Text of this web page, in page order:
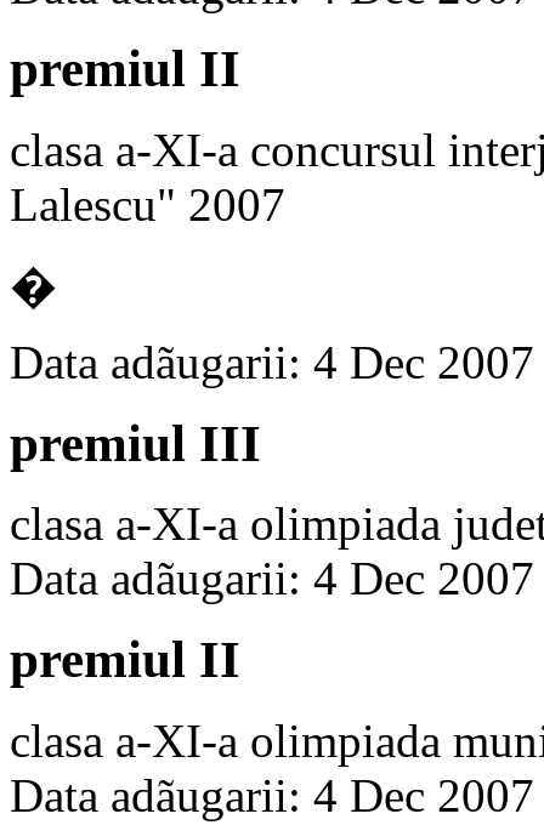
premiul II
clasa a-XI-a concursul
Lalescu" 2007
�
Data adãugarii: 4 Dec 2007
premiul III
clasa a-XI-a olimpiada
Data adãugarii: 4 Dec 2007
premiul II
clasa a-XI-a olimpiada
Data adãugarii: 4 Dec 2007